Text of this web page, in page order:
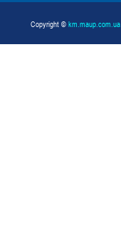
Copyright © km.maup.com.ua